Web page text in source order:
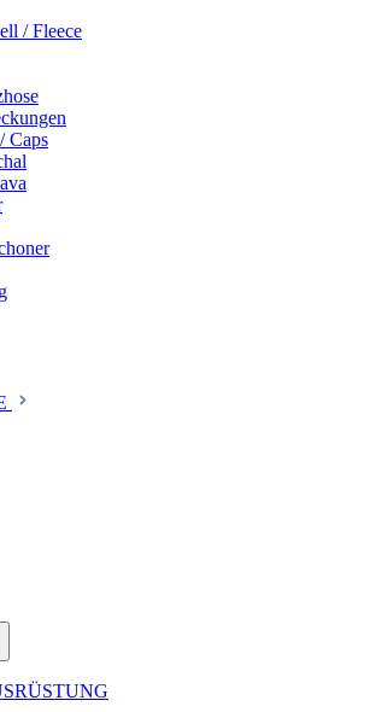
/ Fleece
Caps